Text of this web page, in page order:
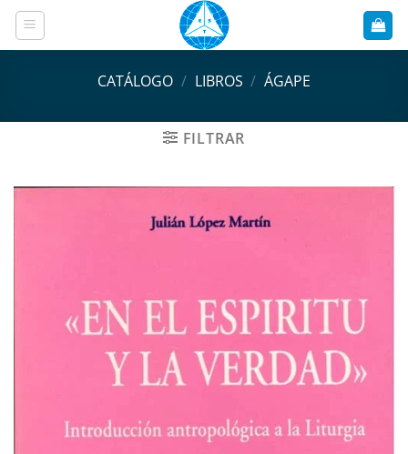
Saltar
contenido
CATÁLOGO / LIBROS / ÁGAPE
FILTRAR